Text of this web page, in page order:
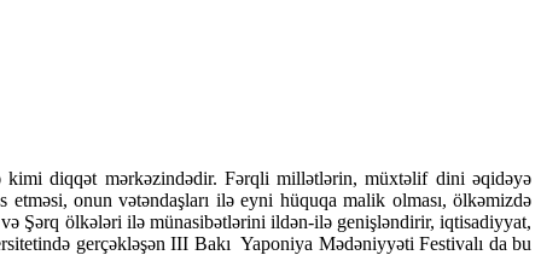
diqqət mərkəzindədir. Fərqli millətlərin, müxtəlif dini əqidəyə
etməsi, onun vətəndaşları ilə eyni hüquqa malik olması, ölkəmizdə
Şərq ölkələri ilə münasibətlərini ildən-ilə genişləndirir, iqtisadiyyat,
gerçəkləşən III Bakı Yaponiya Mədəniyyəti Festivalı da bu